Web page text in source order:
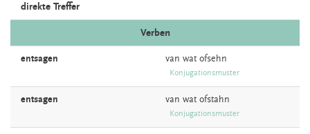
direkte Treffer
Verben
entsagen van wat ofsehn
Konjugationsmuster
entsagen van wat ofstahn
Konjugationsmuster